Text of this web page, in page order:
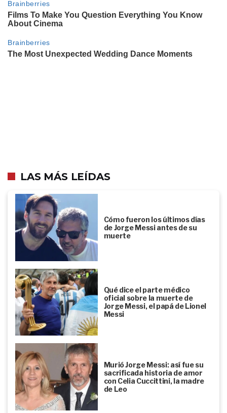
LAS MÁS LEÍDAS
Cómo fueron los últimos días
de Jorge Messi antes de su
muerte
Qué dice el parte médico
oficial sobre la muerte de
Jorge Messi, el papá de Lionel
Messi
Murió Jorge Messi: así fue su
sacrificada historia de amor
con Celia Cuccittini, la madre
de Leo